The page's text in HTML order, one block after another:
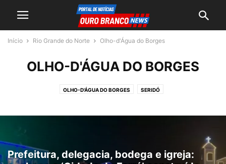
Início Rio Grande do Norte Olho-d'Água do Borges
OLHO-D'ÁGUA DO BORGES
OLHO-D'ÁGUA DO BORGES SERIDÓ
Prefeitura, delegacia, bodega e igreja: